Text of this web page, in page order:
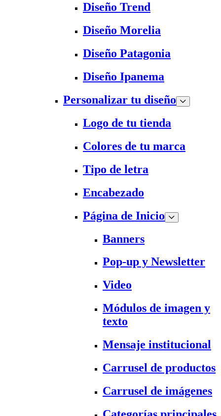
Diseño Trend
Diseño Morelia
Diseño Patagonia
Diseño Ipanema
Personalizar tu diseño
Logo de tu tienda
Colores de tu marca
Tipo de letra
Encabezado
Página de Inicio
Banners
Pop-up y Newsletter
Video
Módulos de imagen y
texto
Mensaje institucional
Carrusel de productos
Carrusel de imágenes